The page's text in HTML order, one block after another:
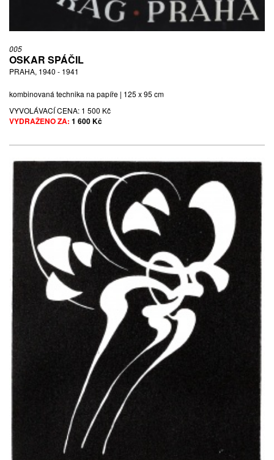
005
OSKAR SPÁČIL
PRAHA, 1940 - 1941
kombinovaná technika na papíře | 125 x 95 cm
VYVOLÁVACÍ CENA: 1 500 Kč
VYDRAŽENO ZA: 1 600 Kč